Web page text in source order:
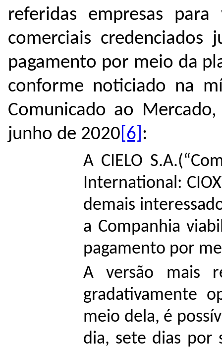
referidas empresas para
comerciais
pagamento por meio da
conforme noticiado na
Comunicado ao
junho de 2020 [6] :
A CIELO
International:
demais
a Companhia
pagamento por
A versão mais
gradativamente
meio dela, é
dia, sete dias por